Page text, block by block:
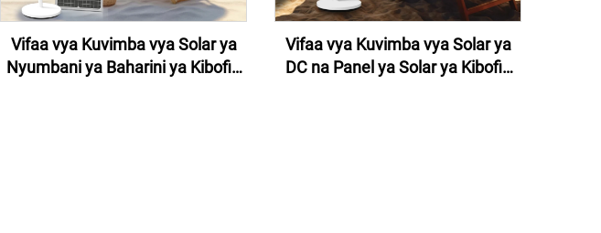
Vifaa vya Kuvimba vya Solar ya
Nyumbani ya Baharini ya Kibofia
Vifaa vya Kuvimba vya Solar ya
DC na Panel ya Solar ya Kibofia